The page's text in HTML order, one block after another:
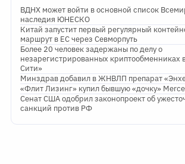
ВДНХ может войти в основной список
наследия ЮНЕСКО
Китай запустит первый регулярный
маршрут в ЕС через Севморпуть
Более 20 человек задержаны по делу о
незарегистрированных криптообменниках
Сити»
Минздрав добавил в ЖНВЛП препарат
«Флит Лизинг» купил бывшую «дочку»
Сенат США одобрил законопроект об
санкций против РФ